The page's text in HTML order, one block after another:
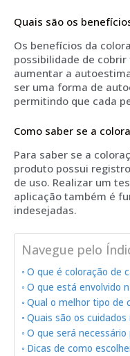
Quais são os
Os benefícios da
possibilidade de
aumentar a
ser uma forma de
permitindo que cada
Como saber se a
Para saber se a
produto possui
de uso. Realizar um
aplicação também é
indesejadas.
Navegue pelo
O que é coloração de
O que está envolvido
Qual o melhor tipo de
Quais são os cuidados
O que será
Dicas de como